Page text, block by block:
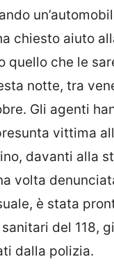
chiesto aiuto
quello che le
notte, tra
Gli agenti
vittima
davanti alla
volta
è stata
del 118,
dalla polizia.